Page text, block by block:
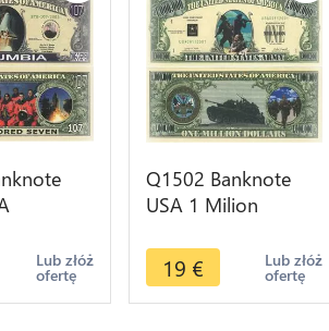
UNC -
Lub złóż
ofertę
Q1502 Banknote
USA 1 Milion
Irak War Bush
Powell 2001 UNC
19 € Lub złóż
ofertę